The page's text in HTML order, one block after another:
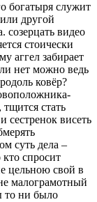
богатыря служит
другой
созерцать видео
стоически
аггел забирает
нет можно ведь
ковёр?
тщится стать
сестренок висеть
суть дела –
спросит
цельною свой в
малограмотный
то ни было